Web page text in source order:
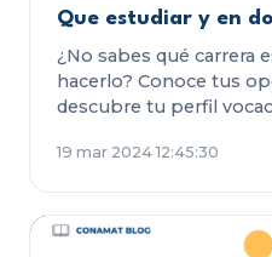
Que estudiar y en
¿No sabes qué carrera
hacerlo? Conoce tus
descubre tu perfil
19 mar 2024 12:45:30